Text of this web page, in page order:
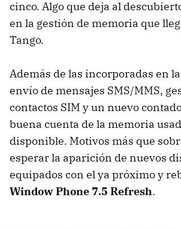
cinco. Algo que deja al
en la gestión de memoria que
Tango.
Además de las incorporadas en
envío de mensajes SMS/MMS,
contactos SIM y un nuevo
buena cuenta de la memoria
disponible. Motivos más que
esperar la aparición de nuevos
equipados con el ya próximo y
Window Phone 7.5 Refresh.